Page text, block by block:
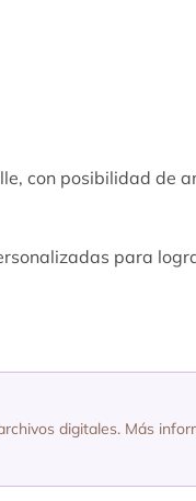
con posibilidad de
para
digitales. Más